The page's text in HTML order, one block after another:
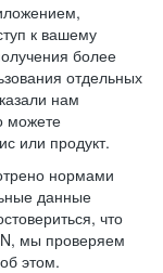
к вашему
более
отдельных
нам
можете
или продукт.
нормами
данные
что
мы проверяем
этом.